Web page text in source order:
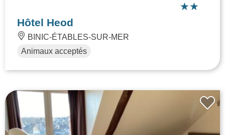
Hôtel Heod
BINIC-ÉTABLES-SUR-MER
Animaux acceptés